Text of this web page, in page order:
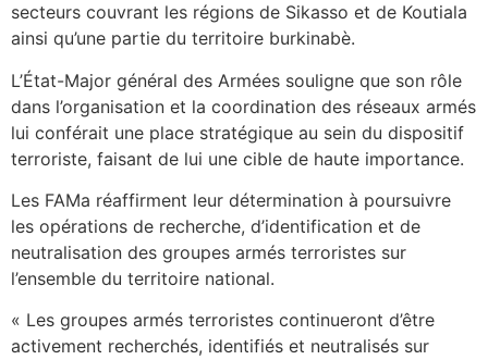
secteurs couvrant les régions de Sikasso et de Koutiala
ainsi qu’une partie du territoire burkinabè.
L’État-Major général des Armées souligne que son rôle
dans l’organisation et la coordination des réseaux armés
lui conférait une place stratégique au sein du dispositif
terroriste, faisant de lui une cible de haute importance.
Les FAMa réaffirment leur détermination à poursuivre
les opérations de recherche, d’identification et de
neutralisation des groupes armés terroristes sur
l’ensemble du territoire national.
« Les groupes armés terroristes continueront d’être
activement recherchés, identifiés et neutralisés sur